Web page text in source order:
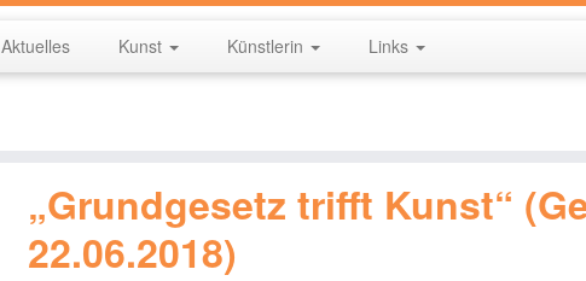
Aktuelles Kunst Künstlerin Links
„Grundgesetz trifft Kunst“
22.06.2018)